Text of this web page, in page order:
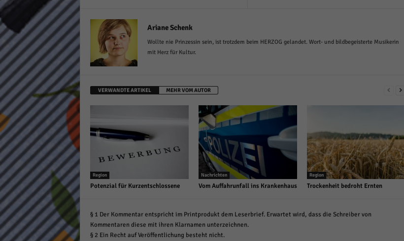
Ariane Schenk
Wollte nie Prinzessin sein, ist trotzdem beim HERZOG gelandet. Wort- und bildbegeisterte Musikerin
mit Herz für Kultur.
VERWANDTE ARTIKEL MEHR VOM AUTOR
Region
Potenzial für Kurzentschlossene
Nachrichten
Vom Auffahrunfall ins Krankenhaus
Region
Trockenheit bedroht Ernten
§ 1 Der Kommentar entspricht im Printprodukt dem Leserbrief. Erwartet wird, dass die Schreiber von
Kommentaren diese mit ihren Klarnamen unterzeichnen.
§ 2 Ein Recht auf Veröffentlichung besteht nicht.